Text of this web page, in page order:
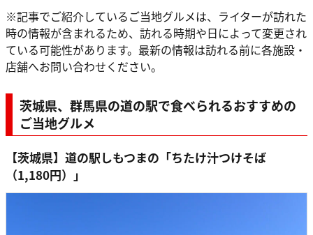
※記事でご紹介しているご当地グルメは、ライターが訪れた
時の情報が含まれるため、訪れる時期や日によって変更され
ている可能性があります。最新の情報は訪れる前に各施設・
店舗へお問い合わせください。
茨城県、群馬県の道の駅で食べられるおすすめの
ご当地グルメ
【茨城県】道の駅しもつまの「ちたけ汁つけそば
（1,180円）」